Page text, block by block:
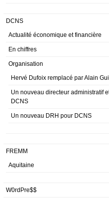
DCNS
Actualité économique et financière
En chiffres
Organisation
Hervé Dufoix remplacé par Alain
Un nouveau directeur administratif
DCNS
Un nouveau DRH pour DCNS
FREMM
Aquitaine
W0rdPre$$